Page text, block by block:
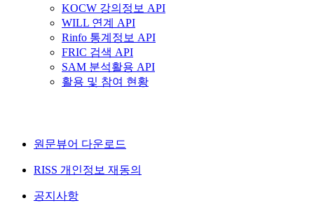
KOCW 강의정보 API
WILL 연계 API
Rinfo 통계정보 API
FRIC 검색 API
SAM 분석활용 API
활용 및 참여 현황
원문뷰어 다운로드
RISS 개인정보 재동의
공지사항